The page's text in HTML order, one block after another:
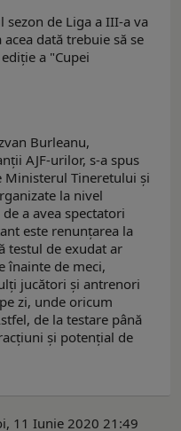
sezon de Liga a III-a va
dată trebuie să se
a "Cupei
Burleanu,
AJF-urilor, s-a spus
Ministerul Tineretului și
la nivel
a avea spectatori
este renunțarea la
testul de exudat ar
înainte de meci,
jucători și antrenori
zi, unde oricum
de la testare până
și potențial de
11 Iunie 2020 21:49